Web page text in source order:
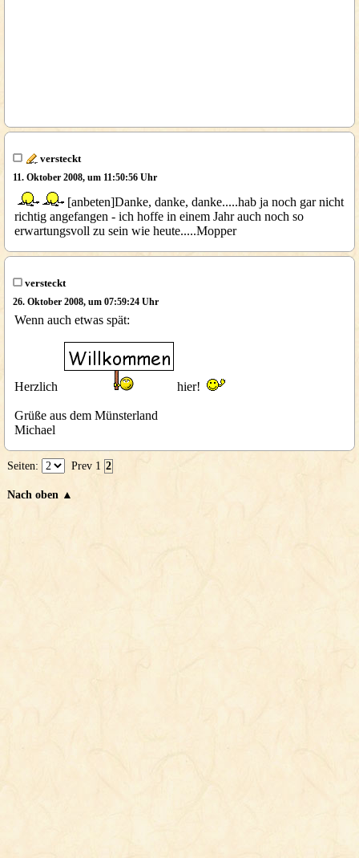
versteckt
11. Oktober 2008, um 11:50:56 Uhr
[anbeten]Danke, danke, danke.....hab ja noch gar nicht
richtig angefangen - ich hoffe in einem Jahr auch noch so
erwartungsvoll zu sein wie heute.....Mopper
versteckt
26. Oktober 2008, um 07:59:24 Uhr
Wenn auch etwas spät:
Herzlich hier!
Grüße aus dem Münsterland
Michael
Seiten: Prev 1 2
Nach oben ▲